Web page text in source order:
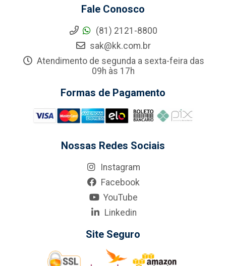
Fale Conosco
(81) 2121-8800
sak@kk.com.br
Atendimento de segunda a sexta-feira das
09h às 17h
Formas de Pagamento
Nossas Redes Sociais
Instagram
Facebook
YouTube
Linkedin
Site Seguro